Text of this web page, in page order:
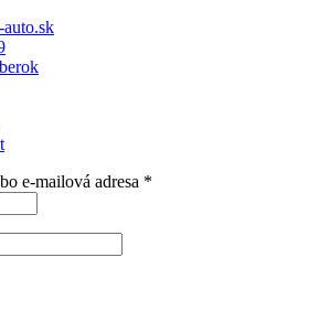
e-mailová adresa *